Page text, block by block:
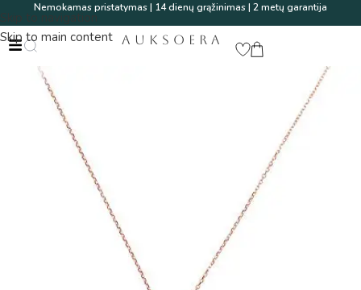
Skip to navigation
Skip to main content
Nemokamas pristatymas | 14 dienų grąžinimas | 2 metų garantija
AUKSOERA